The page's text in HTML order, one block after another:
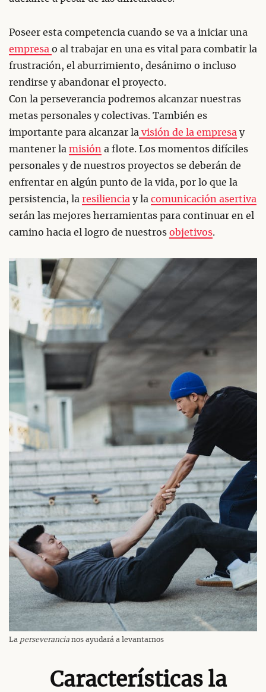
Poseer esta competencia cuando se va a iniciar una
empresa o al trabajar en una es vital para combatir la
frustración, el aburrimiento, desánimo o incluso
rendirse y abandonar el proyecto.
Con la perseverancia podremos alcanzar nuestras
metas personales y colectivas. También es
importante para alcanzar la visión de la empresa y
mantener la misión a flote. Los momentos difíciles
personales y de nuestros proyectos se deberán de
enfrentar en algún punto de la vida, por lo que la
persistencia, la resiliencia y la comunicación asertiva
serán las mejores herramientas para continuar en el
camino hacia el logro de nuestros objetivos.
La perseverancia nos ayudará a levantarnos
Características la